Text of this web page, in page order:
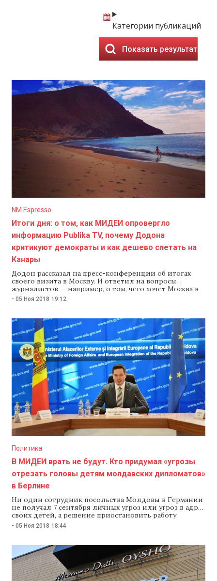
Категории публикаций
Показать результаты
NM Espresso
Итоги дня: о том, как МИДЕИ опровергло
информацию Publika TV, почему Додона
критикуют демократы и как дешево слетать на
Канары
Додон рассказал на пресс-конференции об итогах
своего визита в Москву. И ответил на вопросы
журналистов — например, о том, чего хочет Москва в
обмен на послабления в сфере торговли и миграции,
связь с землей, весь гламур заканчивается».
- 05 Ноя 2018 19:12
Политика
В МИДЕИ врать не будут. Кто придумал «угрозы
отрезать головы детям молдавских дипломатов»
в Берлине
Ни один сотрудник посольства Молдовы в Германии
не получал 7 сентября личных угроз или угроз в адрес
своих детей, а решение приостановить работу
дипмиссии в тот день принимал в одностороннем
депутата парламента Инны Шупак. Поводом для
запроса
- 05 Ноя 2018 18:44